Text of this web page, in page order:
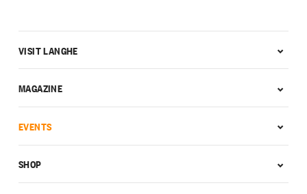
VISIT LANGHE
MAGAZINE
EVENTS
SHOP